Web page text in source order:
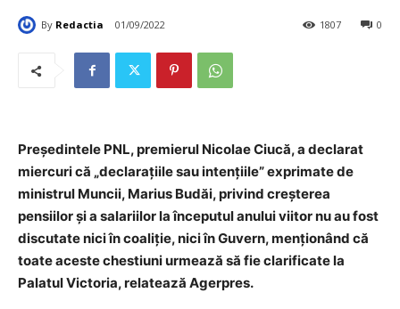
By Redactia 01/09/2022 0
1807
Preşedintele PNL, premierul Nicolae Ciucă, a declarat
miercuri că „declaraţiile sau intenţiile” exprimate de
ministrul Muncii, Marius Budăi, privind creşterea
pensiilor şi a salariilor la începutul anului viitor nu au fost
discutate nici în coaliţie, nici în Guvern, menţionând că
toate aceste chestiuni urmează să fie clarificate la
Palatul Victoria, relatează Agerpres.